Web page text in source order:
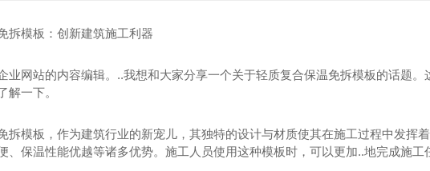
拆模板：创新建筑施工利器
业网站的内容编辑。..我想和大家分享一个关于轻质复合保温免拆模板的话题。
解一下。
拆模板，作为建筑行业的新宠儿，其独特的设计与材质使其在施工过程中发挥
、保温性能优越等诸多优势。施工人员使用这种模板时，可以更加..地完成施工